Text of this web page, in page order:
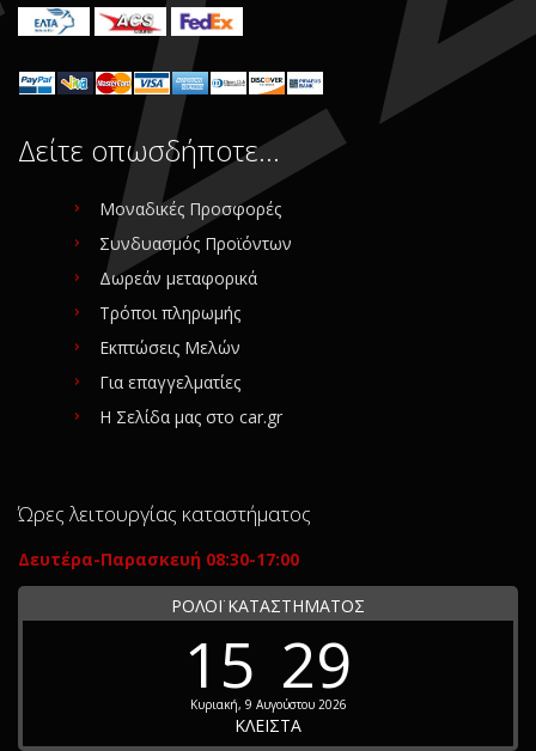
Δείτε οπωσδήποτε…
Μοναδικές Προσφορές
Συνδυασμός Προϊόντων
Δωρεάν μεταφορικά
Τρόποι πληρωμής
Εκπτώσεις Μελών
Για επαγγελματίες
Η Σελίδα μας στο car.gr
Ώρες λειτουργίας καταστήματος
Δευτέρα-Παρασκευή 08:30-17:00
ΡΟΛΟΪ ΚΑΤΑΣΤΗΜΑΤΟΣ
15 29
Κυριακή, 9 Αυγούστου 2026
ΚΛΕΙΣΤΑ